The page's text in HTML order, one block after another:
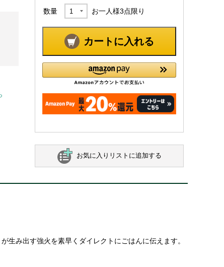
数量 お一人様3点限り
カートに入れる
お気に入りリストに追加する
生み出す強火を素早くダイレクトにごはんに伝えます。